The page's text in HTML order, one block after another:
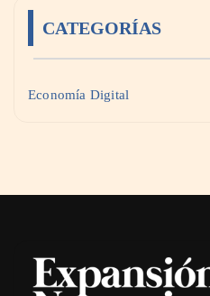
CATEGORÍAS
Economía Digital